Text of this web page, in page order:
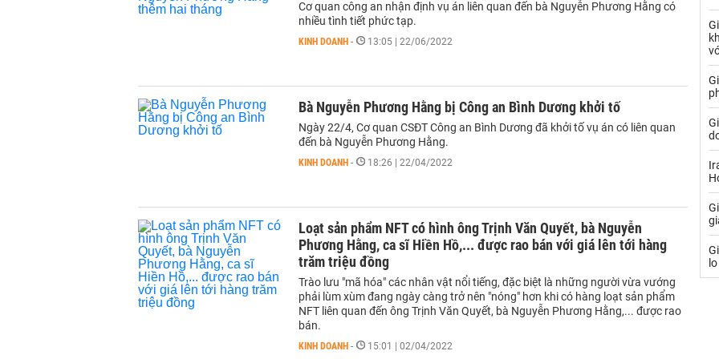
Cơ quan công an nhận định vụ án liên quan đến bà Nguyễn Phương Hằng có
nhiều tình tiết phức tạp.
KINH DOANH - 13:05 | 22/06/2022
Bà Nguyễn Phương Hằng bị Công an Bình Dương khởi tố
Ngày 22/4, Cơ quan CSĐT Công an Bình Dương đã khởi tố vụ án có liên quan
đến bà Nguyễn Phương Hằng.
KINH DOANH - 18:26 | 22/04/2022
Loạt sản phẩm NFT có hình ông Trịnh Văn Quyết, bà Nguyễn
Phương Hằng, ca sĩ Hiền Hồ,... được rao bán với giá lên tới hàng
trăm triệu đồng
Trào lưu "mã hóa" các nhân vật nổi tiếng, đặc biệt là những người vừa vướng
phải lùm xùm đang ngày càng trở nên "nóng" hơn khi có hàng loạt sản phẩm
NFT liên quan đến ông Trịnh Văn Quyết, bà Nguyễn Phương Hằng,... được rao
bán.
KINH DOANH - 15:01 | 02/04/2022